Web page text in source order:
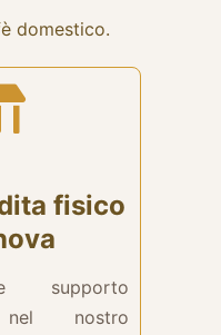
domestico.
fisico
supporto
nel nostro